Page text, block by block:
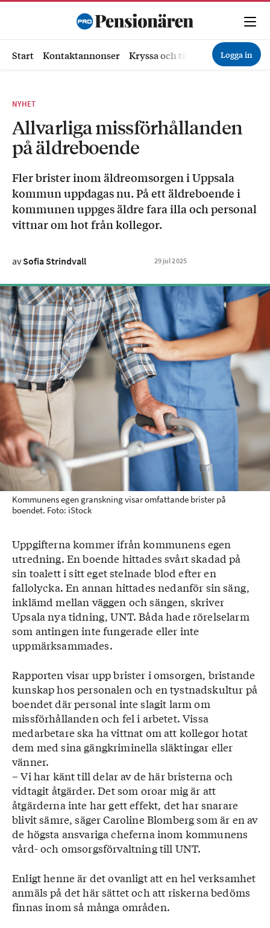
Start Kontaktannonser Kryssa och tävla Ekonomi
Logga in
NYHET
Allvarliga missförhållanden
på äldreboende
Fler brister inom äldreomsorgen i Uppsala
kommun uppdagas nu. På ett äldreboende i
kommunen uppges äldre fara illa och personal
vittnar om hot från kollegor.
avSofia Strindvall 29 jul2025
Kommunens egen granskning visar omfattande brister på
boendet. Foto: iStock
Uppgifterna kommer ifrån kommunens egen
utredning. En boende hittades svårt skadad på
sin toalett i sitt eget stelnade blod efter en
fallolycka. En annan hittades nedanför sin säng,
inklämd mellan väggen och sängen, skriver
Upsala nya tidning, UNT. Båda hade rörelselarm
som antingen inte fungerade eller inte
uppmärksammades.
Rapporten visar upp brister i omsorgen, bristande
kunskap hos personalen och en tystnadskultur på
boendet där personal inte slagit larm om
missförhållanden och fel i arbetet. Vissa
medarbetare ska ha vittnat om att kollegor hotat
dem med sina gängkriminella släktingar eller
vänner.
– Vi har känt till delar av de här bristerna och
vidtagit åtgärder. Det som oroar mig är att
åtgärderna inte har gett effekt, det har snarare
blivit sämre, säger Caroline Blomberg som är en av
de högsta ansvariga cheferna inom kommunens
vård- och omsorgsförvaltning till UNT.
Enligt henne är det ovanligt att en hel verksamhet
anmäls på det här sättet och att riskerna bedöms
finnas inom så många områden.